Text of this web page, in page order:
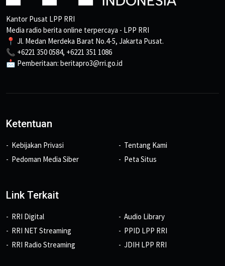
Kantor Pusat LPP RRI
Media radio berita online terpercaya - LPP RRI
📍 Jl. Medan Merdeka Barat No.4-5, Jakarta Pusat.
📞 +6221 350 0584, +6221 351 1086
📩 Pemberitaan: beritapro3@rri.go.id
Ketentuan
Kebijakan Privasi
Pedoman Media Siber
Tentang Kami
Peta Situs
Link Terkait
RRI Digital
RRI NET Streaming
RRI Radio Streaming
Audio Library
PPID LPP RRI
JDIH LPP RRI